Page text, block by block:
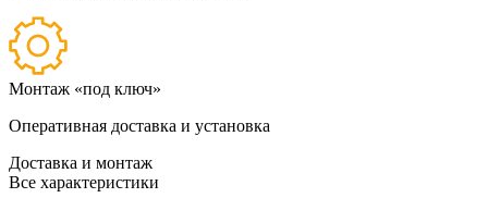
Монтаж «под ключ»
Оперативная доставка и установка
Доставка и монтаж
Все характеристики